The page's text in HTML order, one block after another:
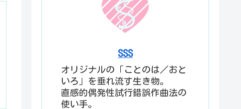
SSS
オリジナルの「ことのは／おと
いろ」を垂れ流す生き物。
直感的偶発性試行錯誤作曲法の
使い手。